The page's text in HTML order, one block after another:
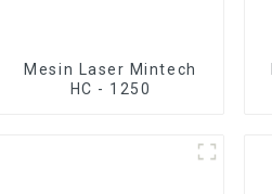
Mesin Laser Mintech
HC - 1250